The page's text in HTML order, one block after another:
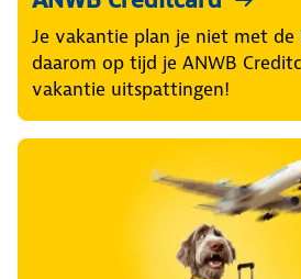
Je vakantie plan je niet met de
daarom op tijd je ANWB
vakantie uitspattingen!